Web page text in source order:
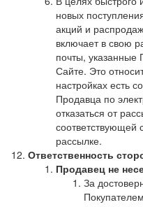
новых
акций и
включает в свою
почты, указанные
Сайте. Это
настройках есть
Продавца по
отказаться от
рассылке.
Ответственность
Продавец не
За